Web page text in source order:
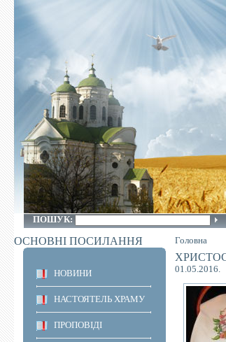
ПОШУК:
ОСНОВНІ ПОСИЛАННЯ
НОВИНИ
НАСТОЯТЕЛЬ ХРАМУ
ПРОПОВІДІ
Головна
01.05.2016.